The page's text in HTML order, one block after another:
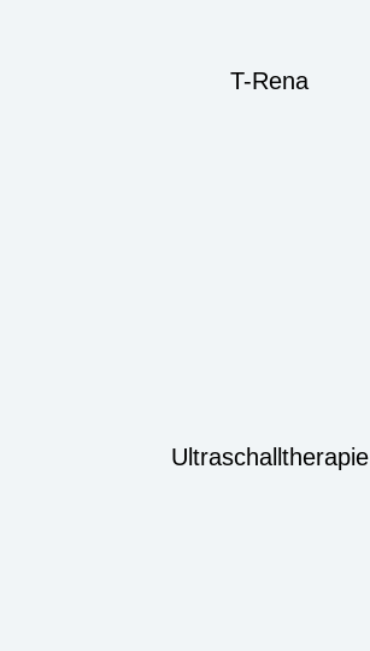
T-Rena
Ultraschalltherapie